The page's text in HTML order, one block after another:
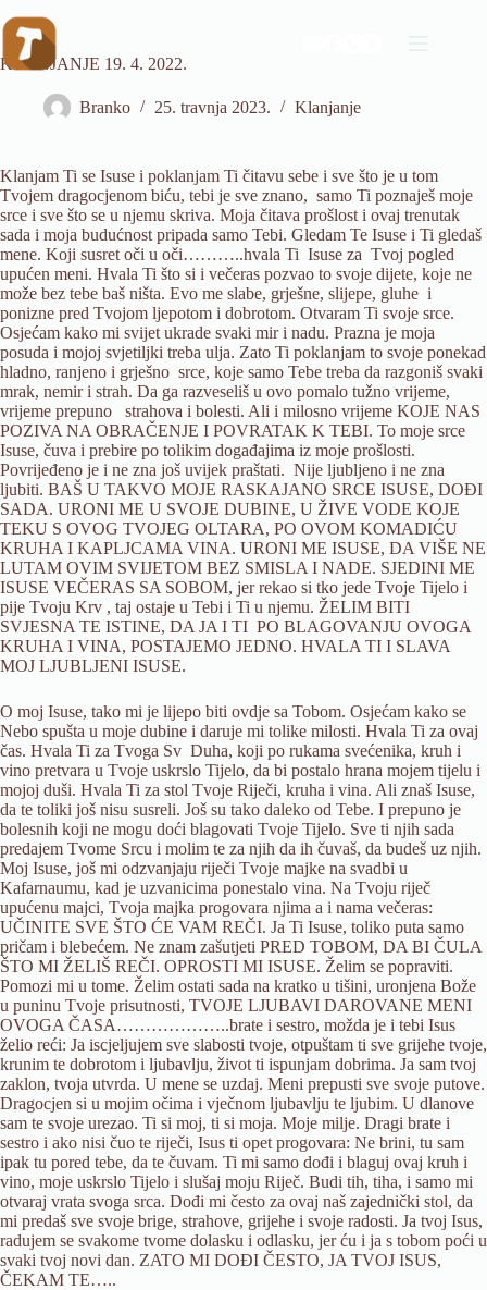
na
sadržaj
KLANJANJE 19. 4. 2022.
Branko 25. travnja 2023. Klanjanje
Klanjam Ti se Isuse i poklanjam Ti čitavu sebe i sve što je u tom
Tvojem dragocjenom biću, tebi je sve znano, samo Ti poznaješ moje
srce i sve što se u njemu skriva. Moja čitava prošlost i ovaj trenutak
sada i moja budućnost pripada samo Tebi. Gledam Te Isuse i Ti gledaš
mene. Koji susret oči u oči………..hvala Ti Isuse za Tvoj pogled
upućen meni. Hvala Ti što si i večeras pozvao to svoje dijete, koje ne
može bez tebe baš ništa. Evo me slabe, grješne, slijepe, gluhe i
ponizne pred Tvojom ljepotom i dobrotom. Otvaram Ti svoje srce.
Osjećam kako mi svijet ukrade svaki mir i nadu. Prazna je moja
posuda i mojoj svjetiljki treba ulja. Zato Ti poklanjam to svoje ponekad
hladno, ranjeno i grješno srce, koje samo Tebe treba da razgoniš svaki
mrak, nemir i strah. Da ga razveseliš u ovo pomalo tužno vrijeme,
vrijeme prepuno strahova i bolesti. Ali i milosno vrijeme KOJE NAS
POZIVA NA OBRAČENJE I POVRATAK K TEBI. To moje srce
Isuse, čuva i prebire po tolikim događajima iz moje prošlosti.
Povrijeđeno je i ne zna još uvijek praštati. Nije ljubljeno i ne zna
ljubiti. BAŠ U TAKVO MOJE RASKAJANO SRCE ISUSE, DOĐI
SADA. URONI ME U SVOJE DUBINE, U ŽIVE VODE KOJE
TEKU S OVOG TVOJEG OLTARA, PO OVOM KOMADIĆU
KRUHA I KAPLJCAMA VINA. URONI ME ISUSE, DA VIŠE NE
LUTAM OVIM SVIJETOM BEZ SMISLA I NADE. SJEDINI ME
ISUSE VEČERAS SA SOBOM, jer rekao si tko jede Tvoje Tijelo i
pije Tvoju Krv , taj ostaje u Tebi i Ti u njemu. ŽELIM BITI
SVJESNA TE ISTINE, DA JA I TI PO BLAGOVANJU OVOGA
KRUHA I VINA, POSTAJEMO JEDNO. HVALA TI I SLAVA
MOJ LJUBLJENI ISUSE.
O moj Isuse, tako mi je lijepo biti ovdje sa Tobom. Osjećam kako se
Nebo spušta u moje dubine i daruje mi tolike milosti. Hvala Ti za ovaj
čas. Hvala Ti za Tvoga Sv Duha, koji po rukama svećenika, kruh i
vino pretvara u Tvoje uskrslo Tijelo, da bi postalo hrana mojem tijelu i
mojoj duši. Hvala Ti za stol Tvoje Riječi, kruha i vina. Ali znaš Isuse,
da te toliki još nisu susreli. Još su tako daleko od Tebe. I prepuno je
bolesnih koji ne mogu doći blagovati Tvoje Tijelo. Sve ti njih sada
predajem Tvome Srcu i molim te za njih da ih čuvaš, da budeš uz njih.
Moj Isuse, još mi odzvanjaju riječi Tvoje majke na svadbi u
Kafarnaumu, kad je uzvanicima ponestalo vina. Na Tvoju riječ
upućenu majci, Tvoja majka progovara njima a i nama večeras:
UČINITE SVE ŠTO ĆE VAM REČI. Ja Ti Isuse, toliko puta samo
pričam i blebećem. Ne znam zašutjeti PRED TOBOM, DA BI ČULA
ŠTO MI ŽELIŠ REČI. OPROSTI MI ISUSE. Želim se popraviti.
Pomozi mi u tome. Želim ostati sada na kratko u tišini, uronjena Bože
u puninu Tvoje prisutnosti, TVOJE LJUBAVI DAROVANE MENI
OVOGA ČASA………………..brate i sestro, možda je i tebi Isus
želio reći: Ja iscjeljujem sve slabosti tvoje, otpuštam ti sve grijehe tvoje,
krunim te dobrotom i ljubavlju, život ti ispunjam dobrima. Ja sam tvoj
zaklon, tvoja utvrda. U mene se uzdaj. Meni prepusti sve svoje putove.
Dragocjen si u mojim očima i vječnom ljubavlju te ljubim. U dlanove
sam te svoje urezao. Ti si moj, ti si moja. Moje milje. Dragi brate i
sestro i ako nisi čuo te riječi, Isus ti opet progovara: Ne brini, tu sam
ipak tu pored tebe, da te čuvam. Ti mi samo dođi i blaguj ovaj kruh i
vino, moje uskrslo Tijelo i slušaj moju Riječ. Budi tih, tiha, i samo mi
otvaraj vrata svoga srca. Dođi mi često za ovaj naš zajednički stol, da
mi predaš sve svoje brige, strahove, grijehe i svoje radosti. Ja tvoj Isus,
radujem se svakome tvome dolasku i odlasku, jer ću i ja s tobom poći u
svaki tvoj novi dan. ZATO MI DOĐI ČESTO, JA TVOJ ISUS,
ČEKAM TE…..